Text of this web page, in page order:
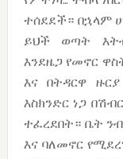
ተሰደደች። በኋላም
ይህች ወጣት
እንደዜጋ የመኖር
እና በትዳርዋ
እስክንድር ነጋ
ተፈረደበት። ቤት
እና ባለመኖር